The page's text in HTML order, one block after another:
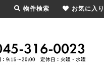
物件検索 お気に入り